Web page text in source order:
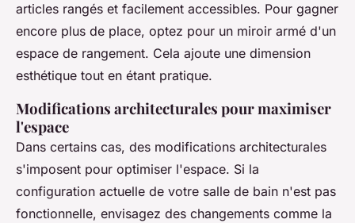
articles rangés et facilement accessibles. Pour gagner
encore plus de place, optez pour un miroir armé d'un
espace de rangement. Cela ajoute une dimension
esthétique tout en étant pratique.
Modifications architecturales pour maximiser
l'espace
Dans certains cas, des modifications architecturales
s'imposent pour optimiser l'espace. Si la
configuration actuelle de votre salle de bain n'est pas
fonctionnelle, envisagez des changements comme la